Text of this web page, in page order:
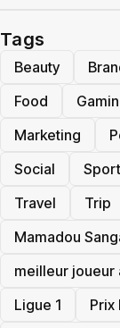
Tags
Beauty
Food
Marketing
Social
Travel
Trip
Mamadou
meilleur joueur
Ligue 1
Prix